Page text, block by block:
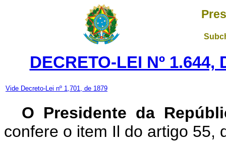
DECRETO-LEI Nº 1.644,
Vide Decreto-Lei nº 1,701, de 1879
O Presidente da
confere o item Il do artigo 55,